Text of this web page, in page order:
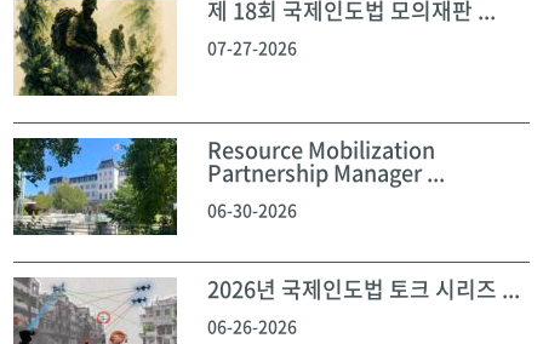
제 18회 국제인도법 모의재판 ...
07-27-2026
Resource Mobilization
Partnership Manager ...
06-30-2026
2026년 국제인도법 토크 시리즈 ...
06-26-2026